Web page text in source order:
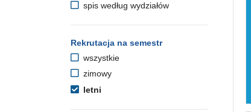
spis według wydziałów
Rekrutacja na semestr
wszystkie
zimowy
letni